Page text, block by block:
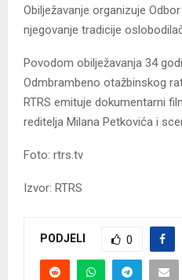
Obilježavanje organizuje
njegovanje tradicije
Povodom obilježavanja 34
Odmbrambeno otažbinskog
RTRS emituje dokumentarni
reditelja Milana Petkovića i
Foto: rtrs.tv
Izvor: RTRS
PODJELI 0